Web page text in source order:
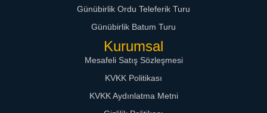
Günübirlik Ordu Teleferik Turu
Günübirlik Batum Turu
Kurumsal
Mesafeli Satış Sözleşmesi
KVKK Politikası
KVKK Aydınlatma Metni